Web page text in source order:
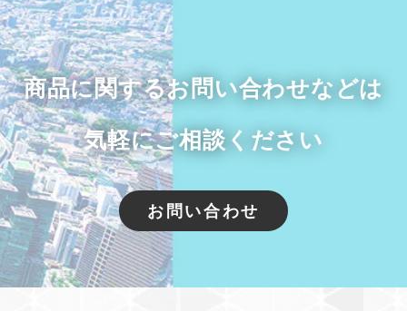
商品に関するお問い合わせなどは
気軽にご相談ください
お問い合わせ